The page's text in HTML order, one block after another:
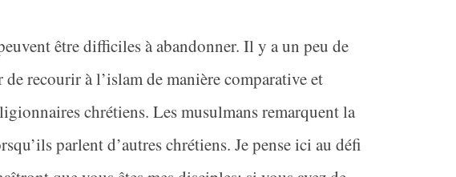
être difficiles à abandonner. Il y a un peu de
recourir à l’islam de manière comparative et
chrétiens. Les musulmans remarquent la
parlent d’autres chrétiens. Je pense ici au défi